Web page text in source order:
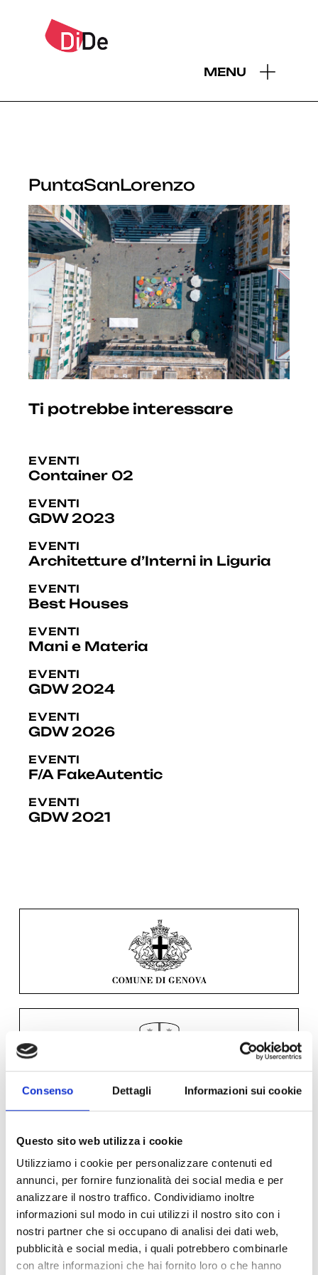
Consenso Dettagli Informazioni sui cookie
Questo sito web utilizza i cookie
Utilizziamo i cookie per personalizzare contenuti ed
annunci, per fornire funzionalità dei social media e per
analizzare il nostro traffico. Condividiamo inoltre
informazioni sul modo in cui utilizzi il nostro sito con i
nostri partner che si occupano di analisi dei dati web,
pubblicità e social media, i quali potrebbero combinarle
con altre informazioni che hai fornito loro o che hanno
MENU
PuntaSanLorenzo
Ti potrebbe interessare
EVENTI
Container 02
EVENTI
GDW 2023
EVENTI
Architetture d’Interni in Liguria
EVENTI
Best Houses
EVENTI
Mani e Materia
EVENTI
GDW 2024
EVENTI
GDW 2026
EVENTI
F/A FakeAutentic
EVENTI
GDW 2021